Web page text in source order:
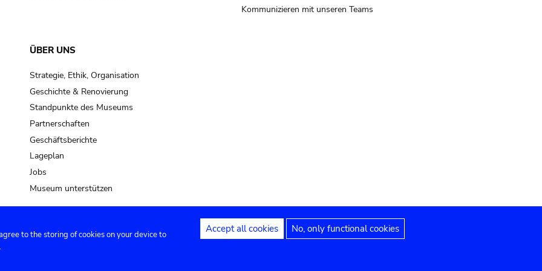
Kommunizieren mit unseren Teams
ÜBER UNS
Strategie, Ethik, Organisation
Geschichte & Renovierung
Standpunkte des Museums
Partnerschaften
Geschäftsberichte
Lageplan
Jobs
Museum unterstützen
Privacy settings Rechtliche Hinweise Erklärung zur Barrierefreiheit
to the storing of cookies on your device to
Accept all cookies No, only functional cookies